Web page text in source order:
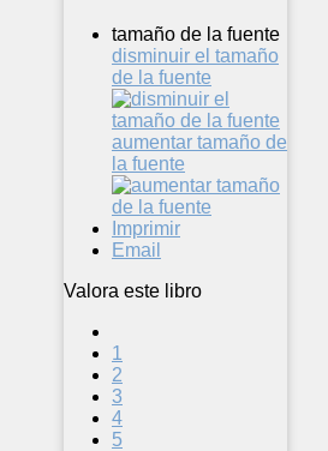
tamaño de la fuente
disminuir el tamaño
de la fuente
aumentar tamaño de
la fuente
Imprimir
Email
Valora este libro
1
2
3
4
5